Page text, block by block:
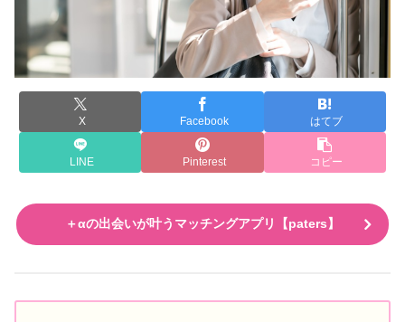
X Facebook はてブ
LINE Pinterest コピー
＋αの出会いが叶うマッチングアプリ【paters】